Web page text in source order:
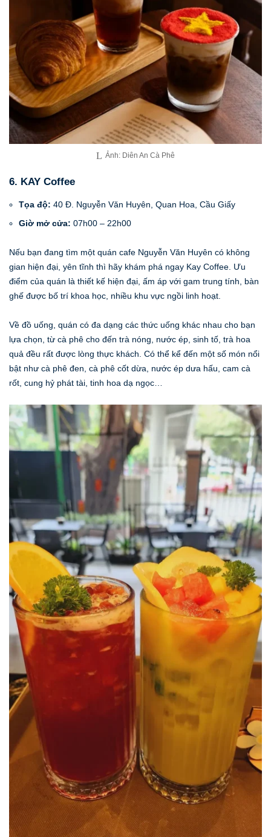
Ảnh: Diên An Cà Phê
6. KAY Coffee
Tọa độ: 40 Đ. Nguyễn Văn Huyên, Quan Hoa, Cầu Giấy
Giờ mở cửa: 07h00 – 22h00
Nếu bạn đang tìm một quán cafe Nguyễn Văn Huyên có không
gian hiện đại, yên tĩnh thì hãy khám phá ngay Kay Coffee. Ưu
điểm của quán là thiết kế hiện đại, ấm áp với gam trung tính, bàn
ghế được bố trí khoa học, nhiều khu vực ngồi linh hoạt.
Về đồ uống, quán có đa dạng các thức uống khác nhau cho bạn
lựa chọn, từ cà phê cho đến trà nóng, nước ép, sinh tố, trà hoa
quả đều rất được lòng thực khách. Có thể kể đến một số món nổi
bật như cà phê đen, cà phê cốt dừa, nước ép dưa hấu, cam cà
rốt, cung hỷ phát tài, tinh hoa dạ ngọc…